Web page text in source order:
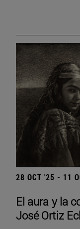
28 OCT '25 - 11
El aura y la
José Ortiz